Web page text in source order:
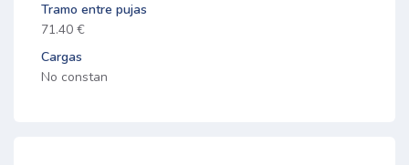
Tramo entre pujas
71.40 €
Cargas
No constan